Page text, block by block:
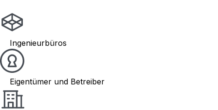
Ingenieurbüros
Eigentümer und Betreiber